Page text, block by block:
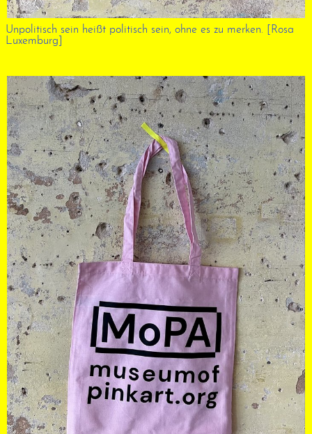
Unpolitisch sein heißt politisch sein, ohne es zu merken. [Rosa
Luxemburg]